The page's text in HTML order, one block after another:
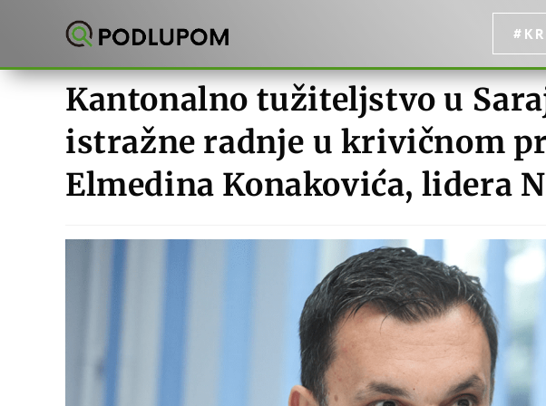
Kantonalno tužiteljstvo u
istražne radnje u krivičnom
Elmedina Konakovića, lidera